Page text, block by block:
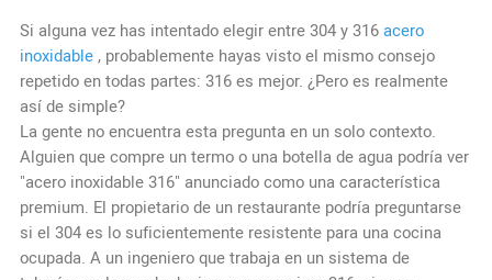
Si alguna vez has intentado elegir entre 304 y 316acero
inoxidable, probablemente hayas visto el mismo consejo
repetido en todas partes: 316 es mejor. ¿Pero es realmente
así de simple?
La gente no encuentra esta pregunta en un solo contexto.
Alguien que compre un termo o una botella de agua podría ver
"acero inoxidable 316" anunciado como una característica
premium. El propietario de un restaurante podría preguntarse
si el 304 es lo suficientemente resistente para una cocina
ocupada. A un ingeniero que trabaja en un sistema de